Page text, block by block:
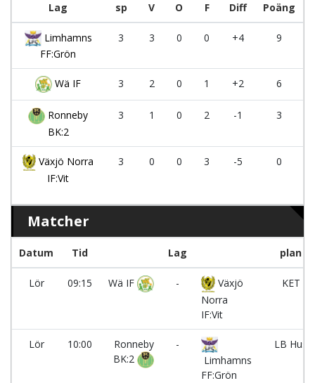
Lag
sp
V O F Diff Poäng
Limhamns
FF:Grön
3 3 0 0 +4 9
Wä IF 3 2 0 1 +2 6
Ronneby
BK:2
3 1 0 2 -1 3
Växjö Norra
IF:Vit
3 0 0 3 -5 0
Matcher
Datum Tid Lag plan
Lör 09:15 Wä IF -
Växjö
Norra
IF:Vit
KET
Lör 10:00
Ronneby
BK:2
-
Limhamns
FF:Grön
LB Hus